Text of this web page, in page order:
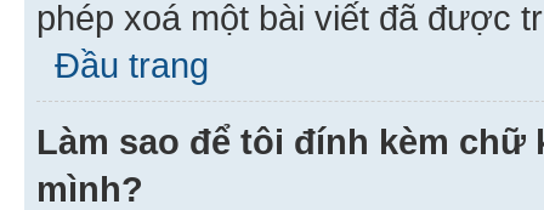
phép xoá một bài viết đã được
Đầu trang
Làm sao để tôi đính kèm chữ
mình?